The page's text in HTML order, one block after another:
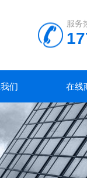
服务
们 在线